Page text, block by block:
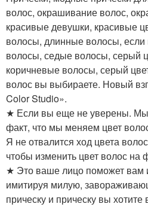
волос, окрашивание волос,
красивые девушки, красивые
волосы, длинные волосы,
волосы, седые волосы, серый
коричневые волосы, серый
волос вы выбираете. Новый
Color Studio».
★ Если вы еще не уверены. Мы
факт, что мы меняем цвет
Я не отвалится ход цвета
чтобы изменить цвет волос на
★ Это ваше лицо поможет вам
имитируя милую,
прическу и прическу вы